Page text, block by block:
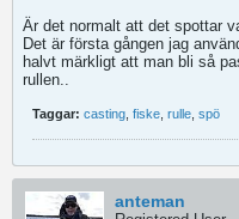
Är det normalt att det spottar
Det är första gången jag
halvt märkligt att man bli så
rullen..
Taggar: casting fiske rulle spö
anteman